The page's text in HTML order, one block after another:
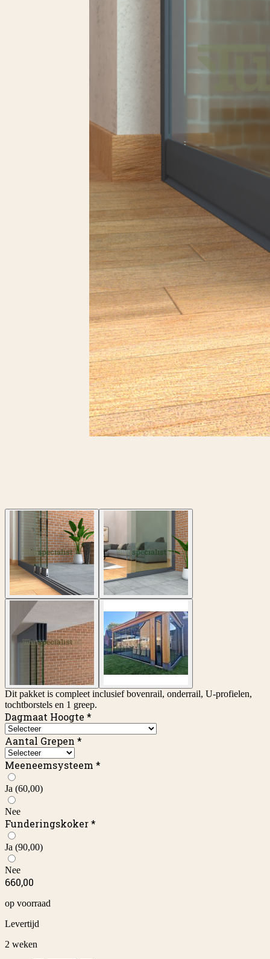
Dit pakket is compleet inclusief bovenrail, onderrail, U-profielen,
tochtborstels en 1 greep.
Dagmaat Hoogte *
Aantal Grepen *
Meeneemsysteem *
Ja (60,00)
Nee
Funderingskoker*
Ja (90,00)
Nee
660,00
op voorraad
Levertijd
2 weken